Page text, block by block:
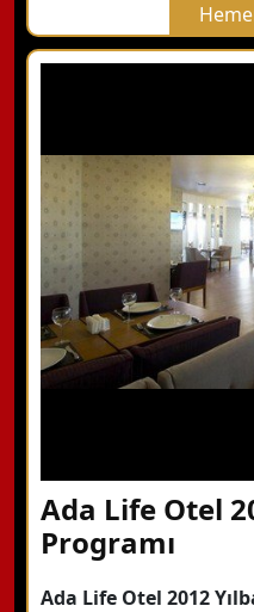
X
Hemen Arayın
Detaylı Bilgi Alın
Ada Life Otel
Programı
Ada Life Otel 2012